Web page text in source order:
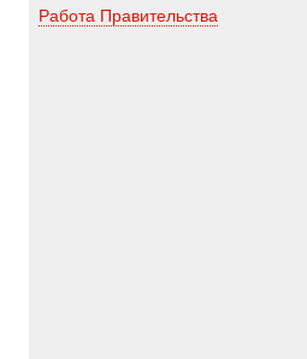
Работа Правительства